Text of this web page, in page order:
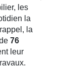
les
la
la
76
leur